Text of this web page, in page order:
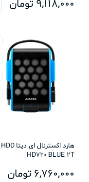
9,118,000 تومان
هارد اکسترنال ای دیتا HDD
HD720 BLUE 2T
6,760,000 تومان